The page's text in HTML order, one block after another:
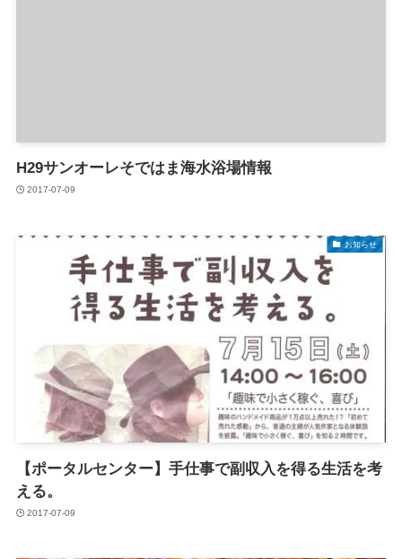
H29サンオーレそではま海水浴場情報
2017-07-09
お知らせ
【ポータルセンター】手仕事で副収入を得る生活を考
える。
2017-07-09